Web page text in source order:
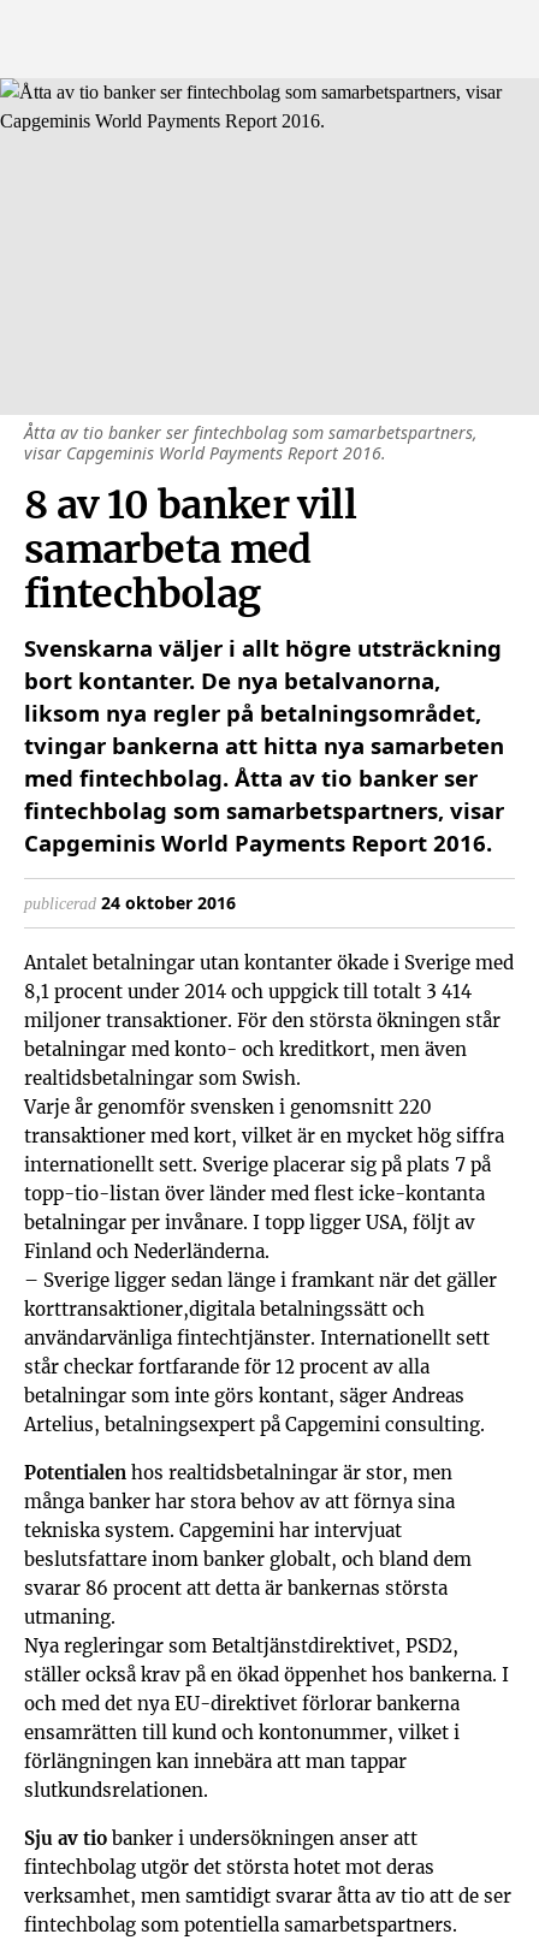
Åtta av tio banker ser fintechbolag som samarbetspartners,
visar Capgeminis World Payments Report 2016.
8 av 10 banker vill
samarbeta med
fintechbolag
Svenskarna väljer i allt högre utsträckning
bort kontanter. De nya betalvanorna,
liksom nya regler på betalningsområdet,
tvingar bankerna att hitta nya samarbeten
med fintechbolag. Åtta av tio banker ser
fintechbolag som samarbetspartners, visar
Capgeminis World Payments Report 2016.
publicerad 24 oktober 2016
Antalet betalningar utan kontanter ökade i Sverige med
8,1 procent under 2014 och uppgick till totalt 3 414
miljoner transaktioner. För den största ökningen står
betalningar med konto- och kreditkort, men även
realtidsbetalningar som Swish.
Varje år genomför svensken i genomsnitt 220
transaktioner med kort, vilket är en mycket hög siffra
internationellt sett. Sverige placerar sig på plats 7 på
topp-tio-listan över länder med flest icke-kontanta
betalningar per invånare. I topp ligger USA, följt av
Finland och Nederländerna.
– Sverige ligger sedan länge i framkant när det gäller
korttransaktioner,digitala betalningssätt och
användarvänliga fintechtjänster. Internationellt sett
står checkar fortfarande för 12 procent av alla
betalningar som inte görs kontant, säger Andreas
Artelius, betalningsexpert på Capgemini consulting.
Potentialen hos realtidsbetalningar är stor, men
många banker har stora behov av att förnya sina
tekniska system. Capgemini har intervjuat
beslutsfattare inom banker globalt, och bland dem
svarar 86 procent att detta är bankernas största
utmaning.
Nya regleringar som Betaltjänstdirektivet, PSD2,
ställer också krav på en ökad öppenhet hos bankerna. I
och med det nya EU-direktivet förlorar bankerna
ensamrätten till kund och kontonummer, vilket i
förlängningen kan innebära att man tappar
slutkundsrelationen.
Sju av tio banker i undersökningen anser att
fintechbolag utgör det största hotet mot deras
verksamhet, men samtidigt svarar åtta av tio att de ser
fintechbolag som potentiella samarbetspartners.